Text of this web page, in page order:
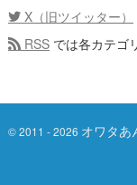
X（旧ツイッター）
RSS では各カテゴ
© 2011 - 2026 オワタあ